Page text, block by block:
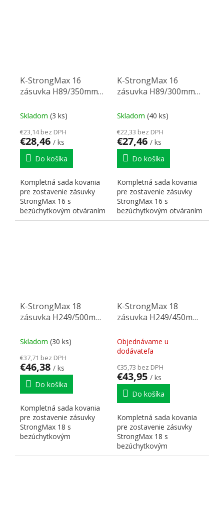
K-StrongMax 16
zásuvka H89/350mm
Skladom (3 ks)
€23,14 bez DPH
€28,46 / ks
Do košíka
Kompletná sada kovania
pre zostavenie zásuvky
StrongMax 16 s
bezúchytkovým otváraním
"PUSH". Nutné doplniť
K-StrongMax 16
zásuvka H89/300mm
Skladom (40 ks)
€22,33 bez DPH
€27,46 / ks
Do košíka
Kompletná sada kovania
pre zostavenie zásuvky
StrongMax 16 s
bezúchytkovým otváraním
"PUSH". Nutné doplniť
K-StrongMax 18
zásuvka H249/500mm
Skladom (30 ks)
€37,71 bez DPH
€46,38 / ks
Do košíka
Kompletná sada kovania
pre zostavenie zásuvky
StrongMax 18 s
bezúchytkovým
doplniť prírezy...
K-StrongMax 18
zásuvka H249/450mm
Objednávame u
dodávateľa
€35,73 bez DPH
€43,95 / ks
Do košíka
Kompletná sada kovania
pre zostavenie zásuvky
StrongMax 18 s
bezúchytkovým
otváraním" "PUSH". Nutné